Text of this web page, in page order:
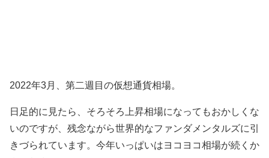
2022年3月、第二週目の仮想通貨相場。
日足的に見たら、そろそろ上昇相場になってもおかしくな
いのですが、残念ながら世界的なファンダメンタルズに引
きづられています。今年いっぱいはヨコヨコ相場が続くか